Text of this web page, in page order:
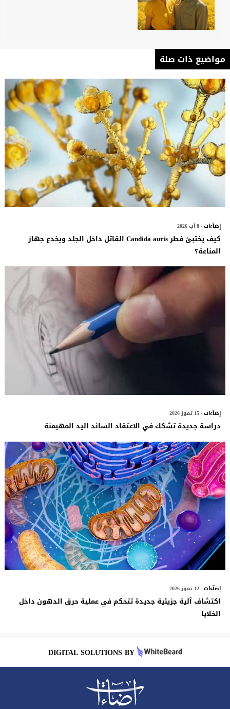
مواضيع ذات صلة
إضآءات- 8 آب 2026
كيف يختبئ فطر Candida auris القاتل داخل الجلد ويخدع جهاز
المناعة؟
إضآءات- 15 تموز 2026
دراسة جديدة تشكك في الاعتقاد السائد اليد المهيمنة
إضآءات- 12 تموز 2026
اكتشاف آلية جزيئية جديدة تتحكم في عملية حرق الدهون داخل
الخلايا
DIGITAL SOLUTIONS BY